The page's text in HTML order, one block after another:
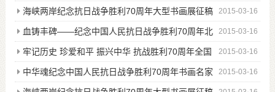
细则
2015-03-16
海峡两岸纪念抗日战争胜利70周年大型书画展征稿
2015-03-16
血铸丰碑——纪念中国人民抗日战争胜利70周年北
京邀请展征稿
2015-03-16
牢记历史 珍爱和平 振兴中华 抗战胜利70周年全国
书画邀请展征稿
2015-03-16
中华魂纪念中国人民抗日战争胜利70周年书画名家